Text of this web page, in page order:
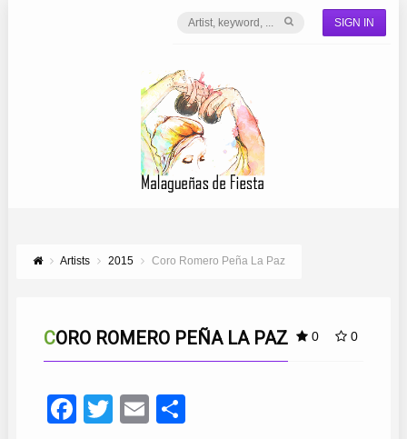
SIGN IN
Artists 2015 Coro Romero Peña La Paz
0 0
CORO ROMERO PEÑA LA PAZ
Facebook
TwitterEmail